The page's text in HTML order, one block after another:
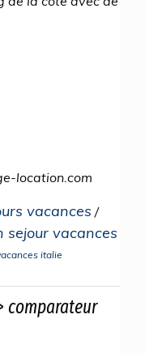
location.com
vacances /
sejour vacances
italie
comparateur